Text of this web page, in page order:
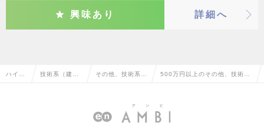
興味あり 詳細へ
ハイク 技術系（建 その他、技術系
木・プラント）
500万円以上のその他、技術系
ト）の転職・求人情報一覧